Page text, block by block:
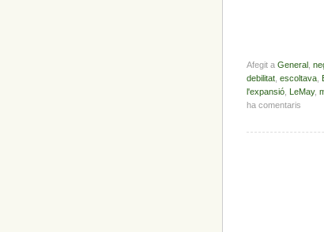
Afegit a General ,
debilitat, escoltava,
l'expansió, LeMay,
ha comentaris